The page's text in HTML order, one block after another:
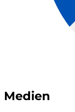
Medien